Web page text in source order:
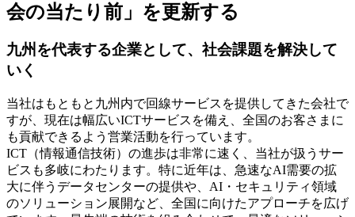
会の当たり前」を更新する
九州を代表する企業として、社会課題を解決して
いく
当社はもともと九州内で回線サービスを提供してきた会社で
すが、現在は幅広いICTサービスを備え、全国のお客さまに
も貢献できるよう営業活動を行っています。
ICT（情報通信技術）の進歩は非常に速く、当社が扱うサー
ビスも多岐にわたります。特に近年は、急速なAI需要の拡
大に伴うデータセンターの提供や、AI・セキュリティ領域
のソリューション展開など、全国に向けたアプローチを広げ